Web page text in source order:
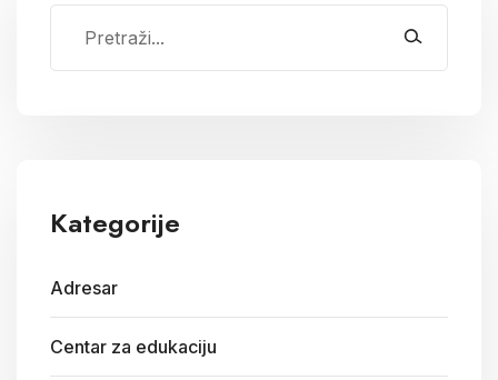
Kategorije
Adresar
Centar za edukaciju